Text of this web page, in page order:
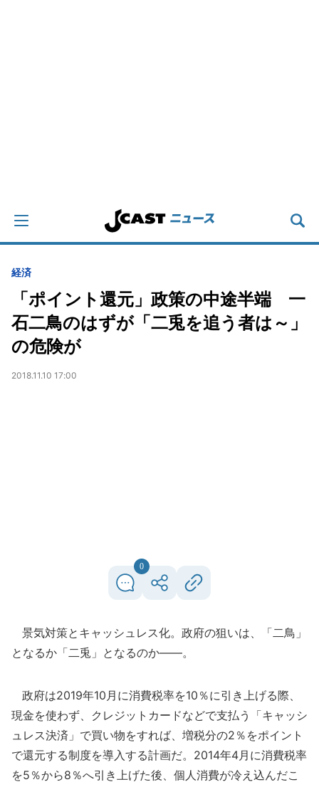
経済
「ポイント還元」政策の中途半端 一
石二鳥のはずが「二兎を追う者は～」
の危険が
2018.11.10 17:00
0
景気対策とキャッシュレス化。政府の狙いは、「二鳥」
となるか「二兎」となるのか――。
政府は2019年10月に消費税率を10％に引き上げる際、
現金を使わず、クレジットカードなどで支払う「キャッシ
ュレス決済」で買い物をすれば、増税分の2％をポイント
で還元する制度を導入する計画だ。2014年4月に消費税率
を5％から8％へ引き上げた後、個人消費が冷え込んだこ